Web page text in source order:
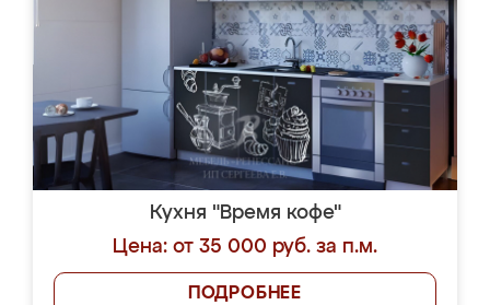
Кухня "Время кофе"
Цена: от 35 000 руб. за п.м.
ПОДРОБНЕЕ